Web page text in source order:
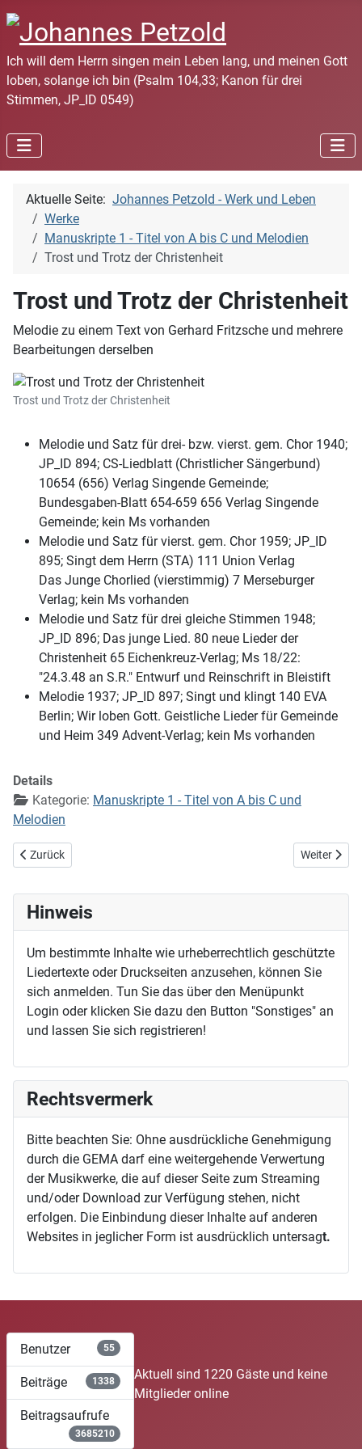
Ich will dem Herrn singen mein Leben lang, und meinen Gott
loben, solange ich bin (Psalm 104,33; Kanon für drei
Stimmen, JP_ID 0549)
Aktuelle Seite: Johannes Petzold - Werk und Leben
Werke
Manuskripte 1 - Titel von A bis C und Melodien
Trost und Trotz der Christenheit
Trost und Trotz der Christenheit
Melodie zu einem Text von Gerhard Fritzsche und mehrere
Bearbeitungen derselben
Trost und Trotz der Christenheit
Melodie und Satz für drei- bzw. vierst. gem. Chor 1940;
JP_ID 894; CS-Liedblatt (Christlicher Sängerbund)
10654 (656) Verlag Singende Gemeinde;
Bundesgaben-Blatt 654-659 656 Verlag Singende
Gemeinde; kein Ms vorhanden
Melodie und Satz für vierst. gem. Chor 1959; JP_ID
895; Singt dem Herrn (STA) 111 Union Verlag
Das Junge Chorlied (vierstimmig) 7 Merseburger
Verlag; kein Ms vorhanden
Melodie und Satz für drei gleiche Stimmen 1948;
JP_ID 896; Das junge Lied. 80 neue Lieder der
Christenheit 65 Eichenkreuz-Verlag; Ms 18/22:
"24.3.48 an S.R." Entwurf und Reinschrift in Bleistift
Melodie 1937; JP_ID 897; Singt und klingt 140 EVA
Berlin; Wir loben Gott. Geistliche Lieder für Gemeinde
und Heim 349 Advent-Verlag; kein Ms vorhanden
Details
Kategorie: Manuskripte 1 - Titel von A bis C und
Melodien
Vorheriger Beitrag: Steh auf, steh auf, du Christenheit
Zurück Nächster
Weiter
Hinweis
Um bestimmte Inhalte wie urheberrechtlich geschützte
Liedertexte oder Druckseiten anzusehen, können Sie
sich anmelden. Tun Sie das über den Menüpunkt
Login oder klicken Sie dazu den Button "Sonstiges" an
und lassen Sie sich registrieren!
Rechtsvermerk
Bitte beachten Sie: Ohne ausdrückliche Genehmigung
durch die GEMA darf eine weitergehende Verwertung
der Musikwerke, die auf dieser Seite zum Streaming
und/oder Download zur Verfügung stehen, nicht
erfolgen. Die Einbindung dieser Inhalte auf anderen
Websites in jeglicher Form ist ausdrücklich untersagt.
Benutzer 55
Beiträge 1338
Beitragsaufrufe
3685210
Aktuell sind 1220 Gäste und keine
Mitglieder online